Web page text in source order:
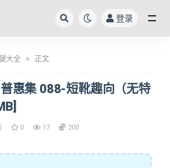
登录
大全 正文
惠集 088-短靴趣向（无特
0 17 200